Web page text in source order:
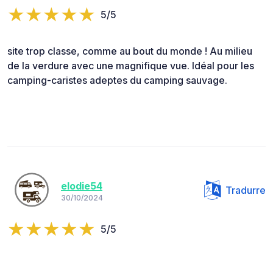
5/5
site trop classe, comme au bout du monde ! Au milieu
de la verdure avec une magnifique vue. Idéal pour les
camping-caristes adeptes du camping sauvage.
elodie54
30/10/2024
Tradurre
5/5